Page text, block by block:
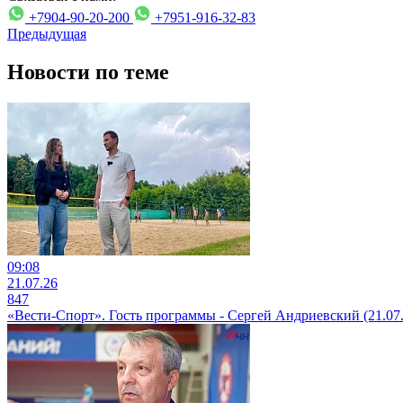
+7904-90-20-200
+7951-916-32-83
Предыдущая
Новости по теме
09:08
21.07.26
847
«Вести-Спорт». Гость программы - Сергей Андриевский